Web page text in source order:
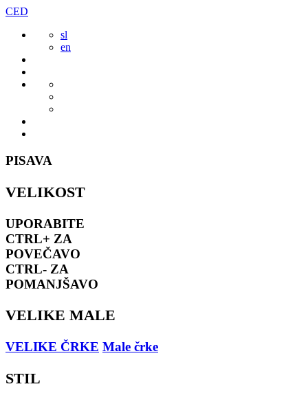
Preskoči
vsebine
CED
sl
en
PISAVA
VELIKOST
UPORABITE
CTRL+ ZA
POVEČAVO
CTRL- ZA
POMANJŠAVO
VELIKE MALE
VELIKE ČRKE Male črke
STIL